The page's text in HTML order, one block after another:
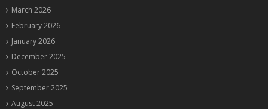
March 2026
February 2026
January 2026
December 2025
October 2025
September 2025
August 2025